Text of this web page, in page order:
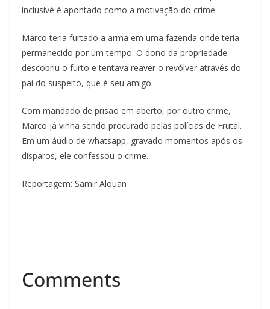
inclusivé é apontado como a motivação do crime.
Marco teria furtado a arma em uma fazenda onde teria
permanecido por um tempo. O dono da propriedade
descobriu o furto e tentava reaver o revólver através do
pai do suspeito, que é seu amigo.
Com mandado de prisão em aberto, por outro crime,
Marco já vinha sendo procurado pelas polícias de Frutal.
Em um áudio de whatsapp, gravado momentos após os
disparos, ele confessou o crime.
Reportagem: Samir Alouan
Comments